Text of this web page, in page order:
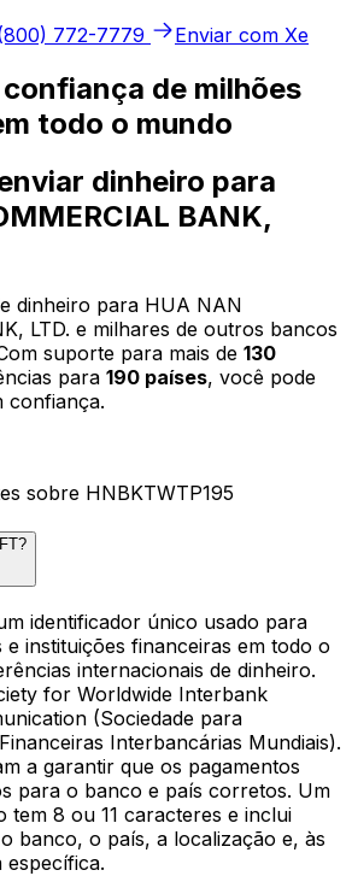
772-7779
Enviar com Xe
de milhões
todo o mundo
dinheiro para
BANK,
dinheiro para HUA NAN
LTD. e milhares de outros bancos
suporte para mais de 130
para 190 países, você pode
confiança.
sobre HNBKTWTP195
identificador único usado para
instituições financeiras em todo o
internacionais de dinheiro.
for Worldwide Interbank
(Sociedade para
Interbancárias Mundiais).
a garantir que os pagamentos
para o banco e país corretos. Um
tem 8 ou 11 caracteres e inclui
banco, o país, a localização e, às
específica.